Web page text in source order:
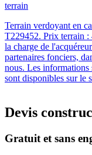
terrain
Terrain verdoyant en
T229452. Prix terrain :
la charge de
partenaires fonciers,
nous. Les informations
sont disponibles sur le
Devis
Gratuit et sans